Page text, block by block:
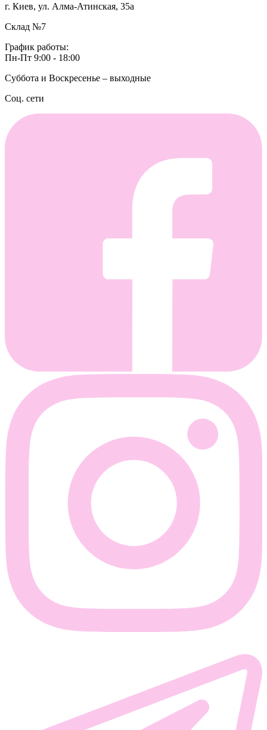
г. Киев, ул. Алма-Атинская, 35а
Склад №7
График работы:
Пн-Пт 9:00 - 18:00
Суббота и Воскресенье – выходные
Соц. сети